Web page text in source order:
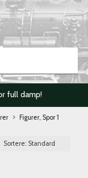
full damp!
Figurer, Spor 1